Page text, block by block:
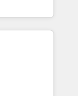
Highly
in weeks, not
optimization
data